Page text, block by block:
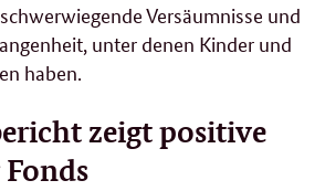
Versäumnisse und
unter denen Kinder und
haben.
zeigt positive